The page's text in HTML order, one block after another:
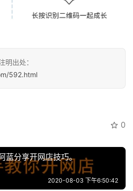
明出处：
592.html
0
蓝分享开网店技巧。
2020-08-03 下午6:50:42